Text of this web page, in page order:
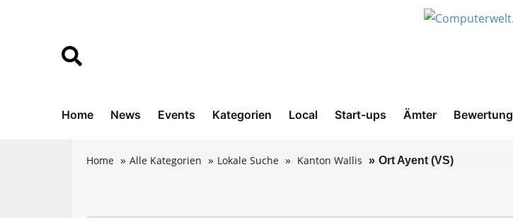
Home News Events Kategorien Local Start-ups Ämter Bewertung
Home Alle Kategorien Lokale Suche Kanton Wallis Ort Ayent (VS)